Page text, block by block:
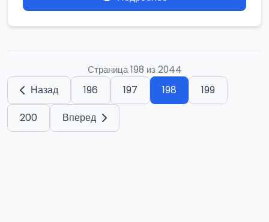
Страница 198 из 2044
Назад 196 197 198
199
200
Вперед